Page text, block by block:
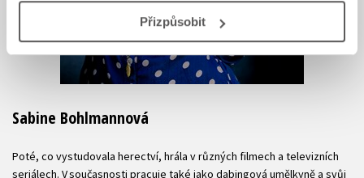
Přizpůsobit
Sabine Bohlmannová
Poté, co vystudovala herectví, hrála v různých filmech a televizních
seriálech. V současnosti pracuje také jako dabingová umělkyně a svůj